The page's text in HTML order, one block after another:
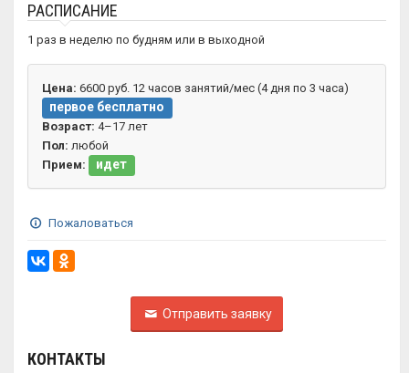
РАСПИСАНИЕ
1 раз в неделю по будням или в выходной
Цена: 6600 руб. 12 часов занятий/мес (4 дня по 3 часа)
первое бесплатно
Возраст: 4–17 лет
Пол: любой
Прием:
идет
Пожаловаться
Отправить заявку
КОНТАКТЫ